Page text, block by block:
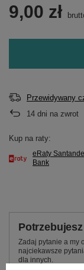
9,00 zł
Przewidywany
14 dni na zwrot
Kup na raty:
eRaty
Bank
Zadaj pytanie a my
najciekawsze
dla innych.